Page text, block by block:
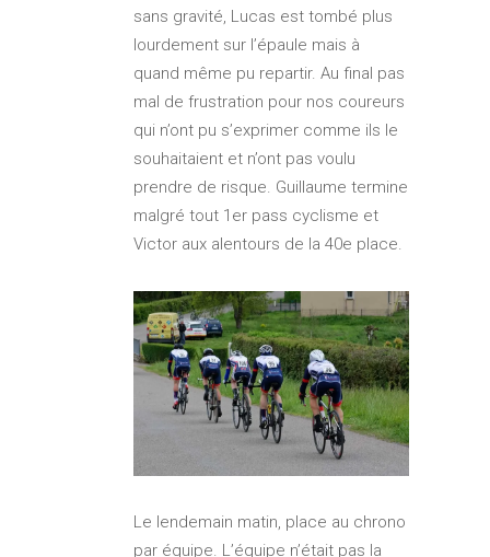
sans gravité, Lucas est tombé plus
lourdement sur l’épaule mais à
quand même pu repartir. Au final pas
mal de frustration pour nos coureurs
qui n’ont pu s’exprimer comme ils le
souhaitaient et n’ont pas voulu
prendre de risque. Guillaume termine
malgré tout 1er pass cyclisme et
Victor aux alentours de la 40e place.
Le lendemain matin, place au chrono
par équipe. L’équipe n’était pas la